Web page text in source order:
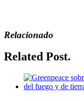
Relacionado
Related Post.